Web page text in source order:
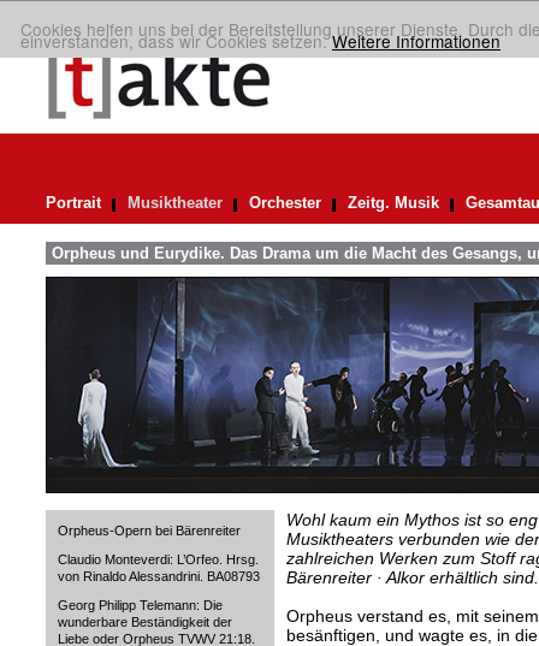
Cookies helfen uns bei der Bereitstellung unserer Dienste. Durch
einverstanden, dass wir Cookies setzen.Weitere Informationen
Portrait Musiktheater Orchester Zeitg. Musik
Orpheus und Eurydike. Das Drama um die Macht des Gesangs,
Orpheus-Opern bei Bärenreiter
Claudio Monteverdi: L’Orfeo. Hrsg.
von Rinaldo Alessandrini. BA08793
Georg Philipp Telemann: Die
wunderbare Beständigkeit der
Liebe oder Orpheus TVWV 21:18.
Wohl kaum ein Mythos ist so
Musiktheaters verbunden wie
zahlreichen Werken zum Stoff
Bärenreiter · Alkor erhältlich sind.
Orpheus verstand es, mit
besänftigen, und wagte es, in